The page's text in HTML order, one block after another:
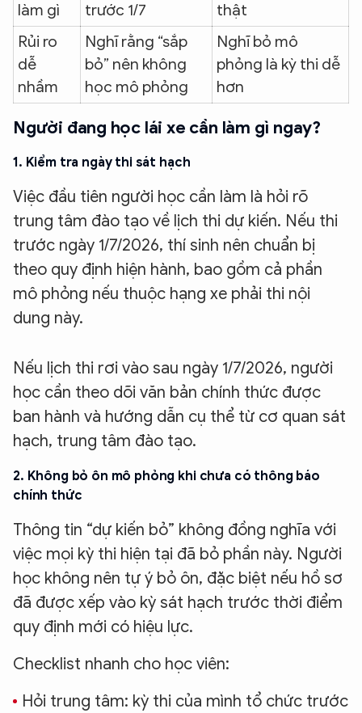
làm gì
trước 1/7
thật
Rủi ro
dễ
nhầm
Nghĩ rằng “sắp
bỏ” nên không
học mô phỏng
Nghĩ bỏ mô
phỏng là kỳ thi dễ
hơn
Người đang học lái xe cần làm gì ngay?
1. Kiểm tra ngày thi sát hạch
Việc đầu tiên người học cần làm là hỏi rõ
trung tâm đào tạo về lịch thi dự kiến. Nếu thi
trước ngày 1/7/2026, thí sinh nên chuẩn bị
theo quy định hiện hành, bao gồm cả phần
mô phỏng nếu thuộc hạng xe phải thi nội
dung này.
Nếu lịch thi rơi vào sau ngày 1/7/2026, người
học cần theo dõi văn bản chính thức được
ban hành và hướng dẫn cụ thể từ cơ quan sát
hạch, trung tâm đào tạo.
2. Không bỏ ôn mô phỏng khi chưa có thông báo
chính thức
Thông tin “dự kiến bỏ” không đồng nghĩa với
việc mọi kỳ thi hiện tại đã bỏ phần này. Người
học không nên tự ý bỏ ôn, đặc biệt nếu hồ sơ
đã được xếp vào kỳ sát hạch trước thời điểm
quy định mới có hiệu lực.
Checklist nhanh cho học viên:
Hỏi trung tâm: kỳ thi của mình tổ chức trước